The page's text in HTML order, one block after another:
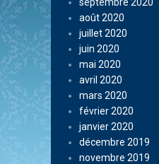
août 2020
juillet 2020
juin 2020
mai 2020
avril 2020
mars 2020
février 2020
janvier 2020
décembre 2019
novembre 2019